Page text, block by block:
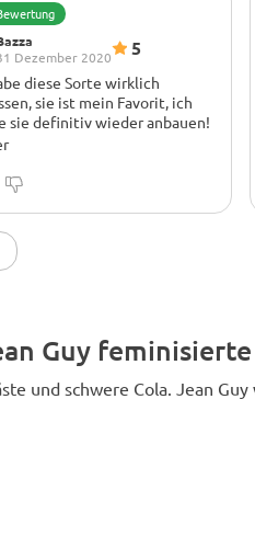
Dezember 2020
5
diese Sorte wirklich
sie ist mein Favorit, ich
sie definitiv wieder anbauen!
anzubauen
Guy
und schwere Cola. Jean